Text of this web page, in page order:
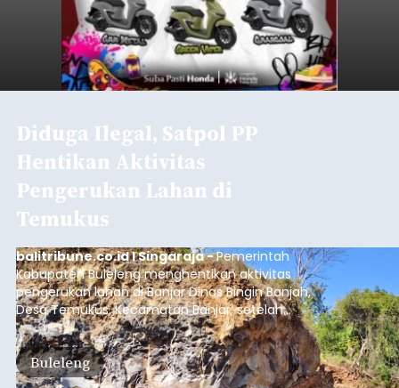
Diduga Ilegal, Satpol PP
Hentikan Aktivitas
Pengerukan Lahan di
Temukus
balitribune.co.id I Singaraja -Pemerintah
Kabupaten Buleleng menghentikan aktivitas
pengerukan lahan di Banjar Dinas Bingin Banjah,
Desa Temukus, Kecamatan Banjar, setelah
ditemukan indikasi kegiatan pengambilan
material yang tidak sesuai dengan peruntukan
kawasan.
Buleleng